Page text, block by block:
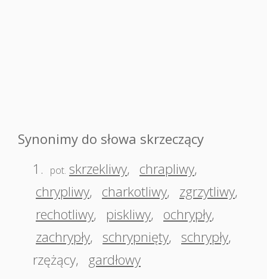
Synonimy do słowa skrzeczący
1.
pot. skrzekliwy, chrapliwy,
chrypliwy, charkotliwy, zgrzytliwy,
rechotliwy, piskliwy, ochrypły,
zachrypły, schrypnięty, schrypły,
rzężący, gardłowy